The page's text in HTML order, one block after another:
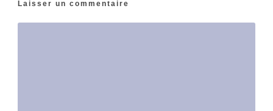
Laisser un commentaire